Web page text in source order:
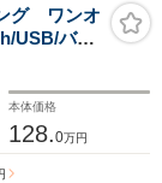
LEDヘッドラ
マートキー
グ ワンオ
USB/バッ
/アダプ
スト/寒冷
本体価格
128.0万円